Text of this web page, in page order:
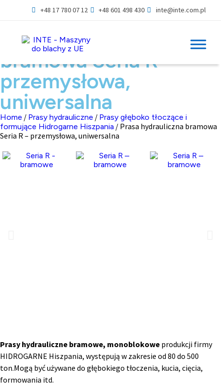
+48 17 780 07 12 +48 601 498 430 inte@inte.com.pl
Prasa hydrauliczna
bramowa Seria R –
przemysłowa,
uniwersalna
Home / Prasy hydrauliczne / Prasy głęboko tłoczące i
formujące Hidrogarne Hiszpania / Prasa hydrauliczna bramowa
Seria R – przemysłowa, uniwersalna
Prasy hydrauliczne bramowe, monoblokowe produkcji firmy
HIDROGARNE Hiszpania, występują w zakresie od 80 do 500
ton.Mogą być używane do głębokiego tłoczenia, kucia, cięcia,
formowania itd.